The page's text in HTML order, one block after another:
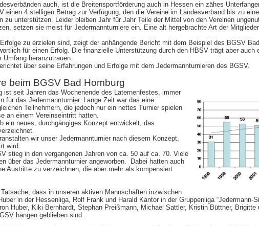
auch, ist die Breitensportförderung auch in Hessen ein zähes
einen 4 stelligen Betrag zur Verfügung, den die Vereine im Landesverband bis zu
zu unterstützen. Leider bleiben Jahr für Jahr Teile der Mittel von den Vereinen
setzen sie meist für Jedermannturniere ein. Eine alt hergebrachte Art der
zu erzielen sind, zeigt der anhängende Bericht mit dem Beispiel des BGSV
für einen Erfolg. Die finanzielle Unterstützung durch den HBSV trägt aber
Umfang heranzutrauen.
über seine Erfahrungen und Erfolge mit dem Jedermannturnieren des BGSV.
beim BGSV Bad Homburg
ist seit Jahren das Wochenende des Laternenfestes, immer
für das Jedermannturnier. Lange Zeit war das eine
Teilnehmern, die jedoch nur ein nettes Turnier spielen
an einem Vereinseintritt hatten.
ein neues, durchgängiges Konzept entwickelt, das
wir unser Jedermannturnier nach diesem Konzept,
wird.
stieg in den vergangenen Jahren von ca. 50 auf ca. 70. Viele
über das Jedermannturnier angeworben. Dabei hatten auch
Austritte zu verzeichnen, die aber mehr als kompensiert
dass in unseren aktiven Mannschaften inzwischen
in der Hessenliga, Rolf Frank und Harald Kantor in der Gruppenliga “Jedermann-
Huber, Kiki Bernhardt, Stephan Preißmann, Michael Sattler, Kristin Büttner,
hängen geblieben sind.